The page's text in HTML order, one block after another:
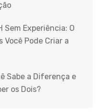
Sem Experiência: O
Você Pode Criar a
Sabe a Diferença e
os Dois?